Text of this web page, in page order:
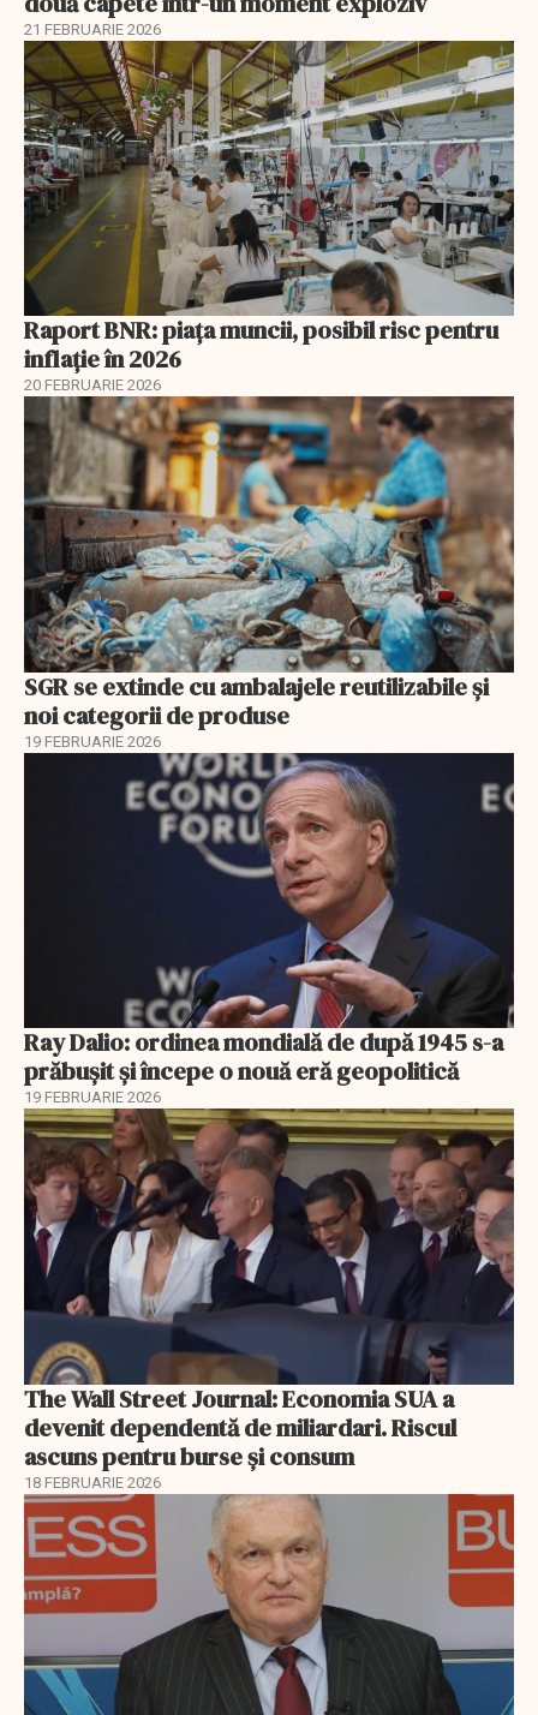
21 FEBRUARIE 2026
Raport BNR: piața muncii, posibil risc pentru
inflație în 2026
20 FEBRUARIE 2026
SGR se extinde cu ambalajele reutilizabile și
noi categorii de produse
19 FEBRUARIE 2026
Ray Dalio: ordinea mondială de după 1945 s-a
prăbușit și începe o nouă eră geopolitică
19 FEBRUARIE 2026
The Wall Street Journal: Economia SUA a
devenit dependentă de miliardari. Riscul
ascuns pentru burse și consum
18 FEBRUARIE 2026
EXCLUSIV